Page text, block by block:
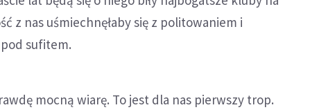
z nas uśmiechnęłaby się z politowaniem i
sufitem.
mocną wiarę. To jest dla nas pierwszy trop.